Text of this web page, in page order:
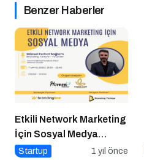
Benzer Haberler
Etkili Network Marketing
İçin Sosyal Medya
Etkinliği İçin Geri Sayım!
Startup 1 yıl önce